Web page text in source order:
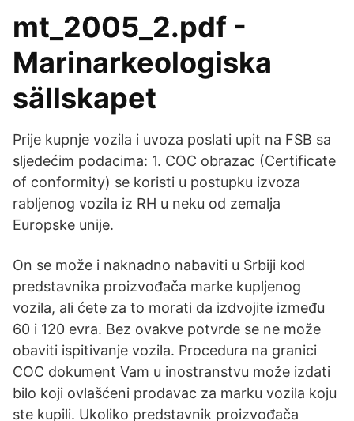
mt_2005_2.pdf -
Marinarkeologiska
sällskapet
Prije kupnje vozila i uvoza poslati upit na FSB sa
sljedećim podacima: 1. COC obrazac (Certificate
of conformity) se koristi u postupku izvoza
rabljenog vozila iz RH u neku od zemalja
Europske unije.
On se može i naknadno nabaviti u Srbiji kod
predstavnika proizvođača marke kupljenog
vozila, ali ćete za to morati da izdvojite između
60 i 120 evra. Bez ovakve potvrde se ne može
obaviti ispitivanje vozila. Procedura na granici
COC dokument Vam u inostranstvu može izdati
bilo koji ovlašćeni prodavac za marku vozila koju
ste kupili. Ukoliko predstavnik proizvođača